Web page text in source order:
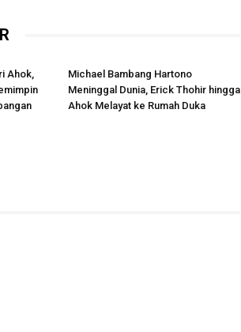
Ahok,
Michael Bambang Hartono
Meninggal Dunia, Erick Thohir hingga
Ahok Melayat ke Rumah Duka